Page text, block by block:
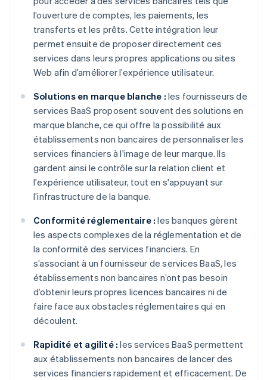
l’ouverture de comptes, les paiements, les
transferts et les prêts. Cette intégration leur
permet ensuite de proposer directement ces
services dans leurs propres applications ou sites
Web afin d’améliorer l’expérience utilisateur.
Solutions en marque blanche : les fournisseurs de
services BaaS proposent souvent des solutions en
marque blanche, ce qui offre la possibilité aux
établissements non bancaires de personnaliser les
services financiers à l'image de leur marque. Ils
gardent ainsi le contrôle sur la relation client et
l'expérience utilisateur, tout en s'appuyant sur
l’infrastructure de la banque.
Conformité réglementaire : les banques gèrent
les aspects complexes de la réglementation et de
la conformité des services financiers. En
s’associant à un fournisseur de services BaaS, les
établissements non bancaires n’ont pas besoin
d’obtenir leurs propres licences bancaires ni de
faire face aux obstacles réglementaires qui en
découlent.
Rapidité et agilité : les services BaaS permettent
aux établissements non bancaires de lancer des
services financiers rapidement et efficacement. De